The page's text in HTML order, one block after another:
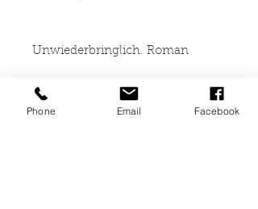
Unwiederbringlich. Roman
Ullstein Verlag, Frankfurt Berlin
Phone Email Facebook